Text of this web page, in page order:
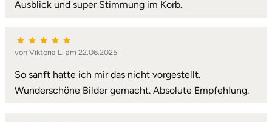
Ausblick und super Stimmung im Korb.
von Viktoria L. am 22.06.2025
So sanft hatte ich mir das nicht vorgestellt.
Wunderschöne Bilder gemacht. Absolute Empfehlung.
Köln
Landkreis Rostock